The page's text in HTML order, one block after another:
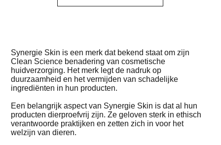
Synergie Skin is een merk dat bekend staat om zijn
Clean Science benadering van cosmetische
huidverzorging. Het merk legt de nadruk op
duurzaamheid en het vermijden van schadelijke
ingrediënten in hun producten.
Een belangrijk aspect van Synergie Skin is dat al hun
producten dierproefvrij zijn. Ze geloven sterk in ethisch
verantwoorde praktijken en zetten zich in voor het
welzijn van dieren.